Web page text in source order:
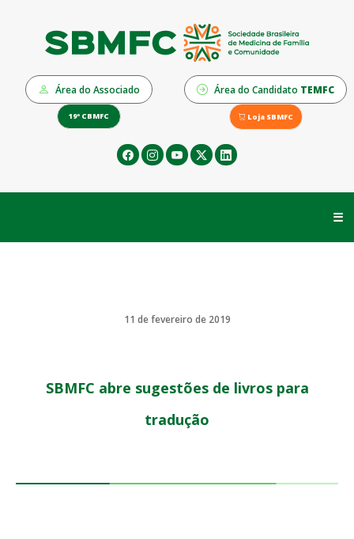
Área do Associado Área do Candidato TEMFC
19º CBMFC Loja SBMFC
☰
11 de fevereiro de 2019
SBMFC abre sugestões de livros para
tradução